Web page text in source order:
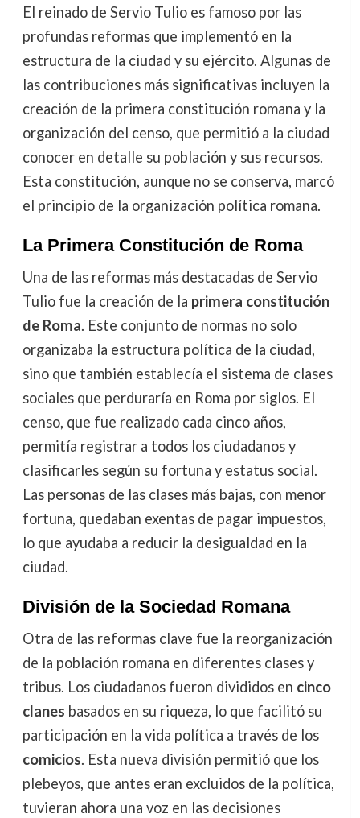
El reinado de Servio Tulio es famoso por las
profundas reformas que implementó en la
estructura de la ciudad y su ejército. Algunas de
las contribuciones más significativas incluyen la
creación de la primera constitución romana y la
organización del censo, que permitió a la ciudad
conocer en detalle su población y sus recursos.
Esta constitución, aunque no se conserva, marcó
el principio de la organización política romana.
La Primera Constitución de Roma
Una de las reformas más destacadas de Servio
Tulio fue la creación de la primera constitución
de Roma. Este conjunto de normas no solo
organizaba la estructura política de la ciudad,
sino que también establecía el sistema de clases
sociales que perduraría en Roma por siglos. El
censo, que fue realizado cada cinco años,
permitía registrar a todos los ciudadanos y
clasificarles según su fortuna y estatus social.
Las personas de las clases más bajas, con menor
fortuna, quedaban exentas de pagar impuestos,
lo que ayudaba a reducir la desigualdad en la
ciudad.
División de la Sociedad Romana
Otra de las reformas clave fue la reorganización
de la población romana en diferentes clases y
tribus. Los ciudadanos fueron divididos en cinco
clanes basados en su riqueza, lo que facilitó su
participación en la vida política a través de los
comicios. Esta nueva división permitió que los
plebeyos, que antes eran excluidos de la política,
tuvieran ahora una voz en las decisiones